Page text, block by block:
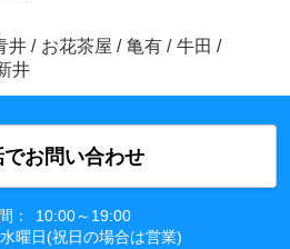
井 / お花茶屋 / 亀有 / 牛田 /
井
でお問い合わせ
：
10:00～19:00
曜日(祝日の場合は営業)